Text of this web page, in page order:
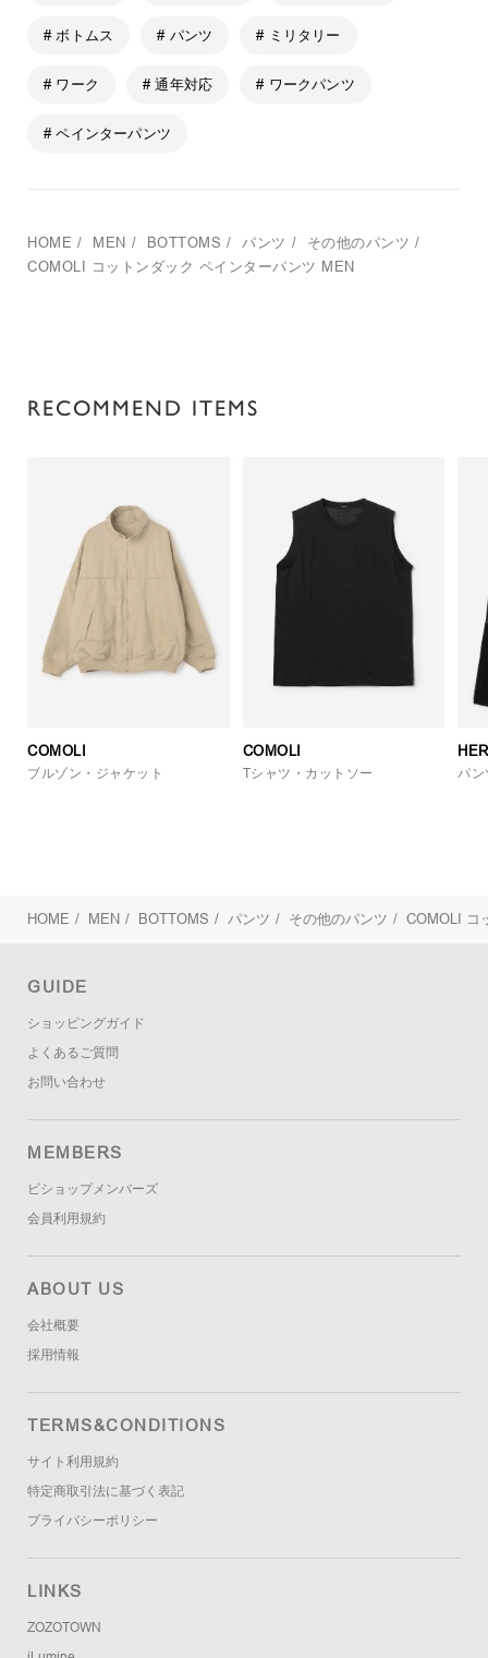
# ボトムス # パンツ # ミリタリー
# ワーク # 通年対応 # ワークパンツ
# ペインターパンツ
HOME / MEN / BOTTOMS / パンツ / その他のパンツ /
COMOLI
コットンダック ペインターパンツ MEN
RECOMMEND ITEMS
COMOLI
ブルゾン・ジャケット
COMOLI
Tシャツ・カットソー パン
HOME / MEN / BOTTOMS / パンツ / その他のパンツ / COMOLI コ
GUIDE
ショッピングガイド
よくあるご質問
お問い合わせ
MEMBERS
ビショップメンバーズ
会員利用規約
ABOUT US
会社概要
採用情報
TERMS&CONDITIONS
サイト利用規約
特定商取引法に基づく表記
プライバシーポリシー
LINKS
ZOZOTOWN